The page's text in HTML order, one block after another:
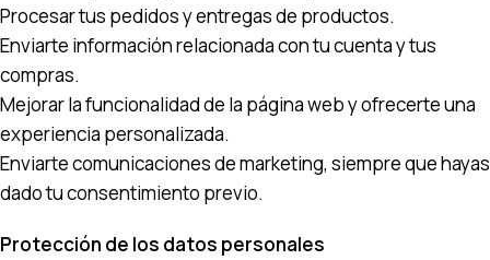
Procesar tus pedidos y entregas de productos.
Enviarte información relacionada con tu cuenta y tus
compras.
Mejorar la funcionalidad de la página web y ofrecerte una
experiencia personalizada.
Enviarte comunicaciones de marketing, siempre que hayas
dado tu consentimiento previo.
Protección de los datos personales